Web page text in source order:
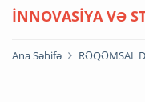
İNNOVASİYA VƏ
Ana Səhifə RƏQƏMSAL